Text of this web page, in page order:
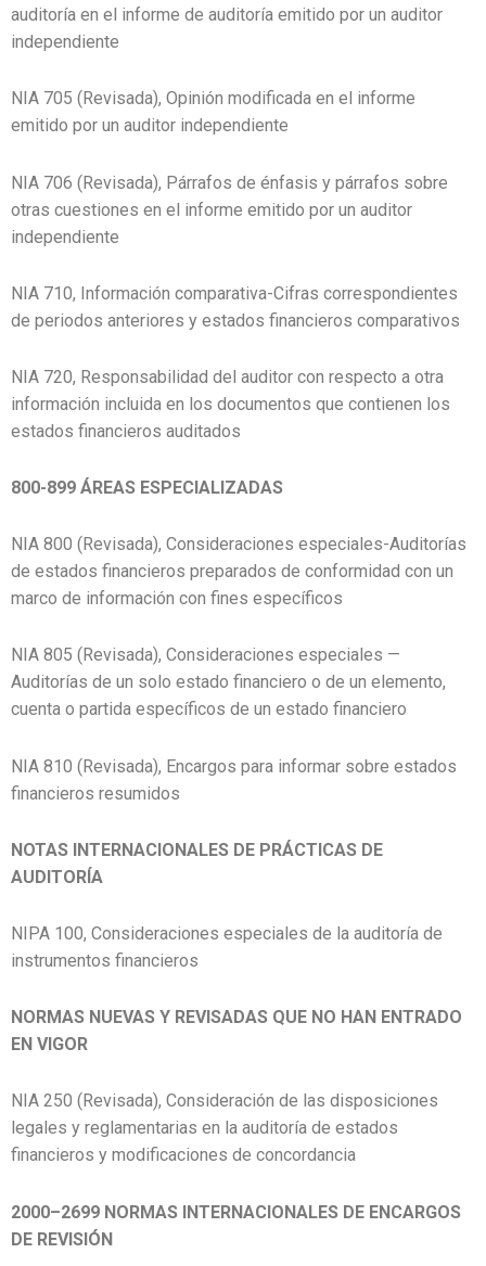
auditoría en el informe de auditoría emitido por un auditor
independiente
NIA 705 (Revisada), Opinión modificada en el informe
emitido por un auditor independiente
NIA 706 (Revisada), Párrafos de énfasis y párrafos sobre
otras cuestiones en el informe emitido por un auditor
independiente
NIA 710, Información comparativa-Cifras correspondientes
de periodos anteriores y estados financieros comparativos
NIA 720, Responsabilidad del auditor con respecto a otra
información incluida en los documentos que contienen los
estados financieros auditados
800-899 ÁREAS ESPECIALIZADAS
NIA 800 (Revisada), Consideraciones especiales-Auditorías
de estados financieros preparados de conformidad con un
marco de información con fines específicos
NIA 805 (Revisada), Consideraciones especiales —
Auditorías de un solo estado financiero o de un elemento,
cuenta o partida específicos de un estado financiero
NIA 810 (Revisada), Encargos para informar sobre estados
financieros resumidos
NOTAS INTERNACIONALES DE PRÁCTICAS DE
AUDITORÍA
NIPA 100, Consideraciones especiales de la auditoría de
instrumentos financieros
NORMAS NUEVAS Y REVISADAS QUE NO HAN ENTRADO
EN VIGOR
NIA 250 (Revisada), Consideración de las disposiciones
legales y reglamentarias en la auditoría de estados
financieros y modificaciones de concordancia
2000–2699 NORMAS INTERNACIONALES DE ENCARGOS
DE REVISIÓN